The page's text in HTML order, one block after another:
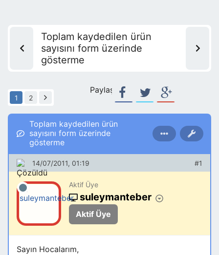
Toplam kaydedilen ürün
sayısını form üzerinde
gösterme
1 2
Paylaş:
Toplam kaydedilen ürün
sayısını form üzerinde
gösterme
14/07/2011, 01:19 #1
Aktif Üye
suleymanteber
Aktif Üye
Sayın Hocalarım,